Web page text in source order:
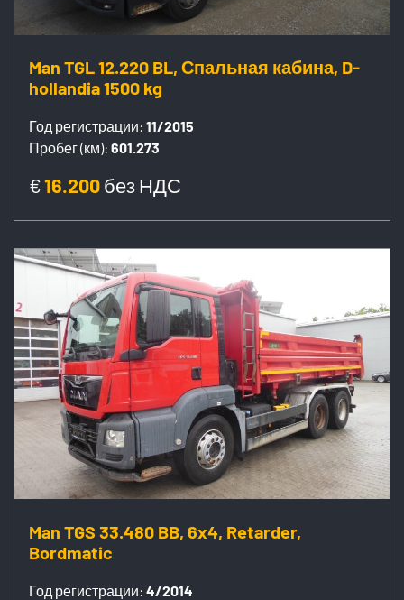
Man TGL 12.220 BL, Спальная кабина, D-
hollandia 1500 kg
Год регистрации: 11/2015
Пробег (км): 601.273
€16.200без НДС
Man TGS 33.480 BB, 6x4, Retarder,
Bordmatic
Год регистрации: 4/2014